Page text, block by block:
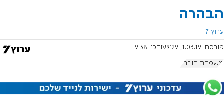
הבהרה
ערוץ 7
פורסם: 1.03.19, 9:29 עודכן: 9:38
משפחת חוברה